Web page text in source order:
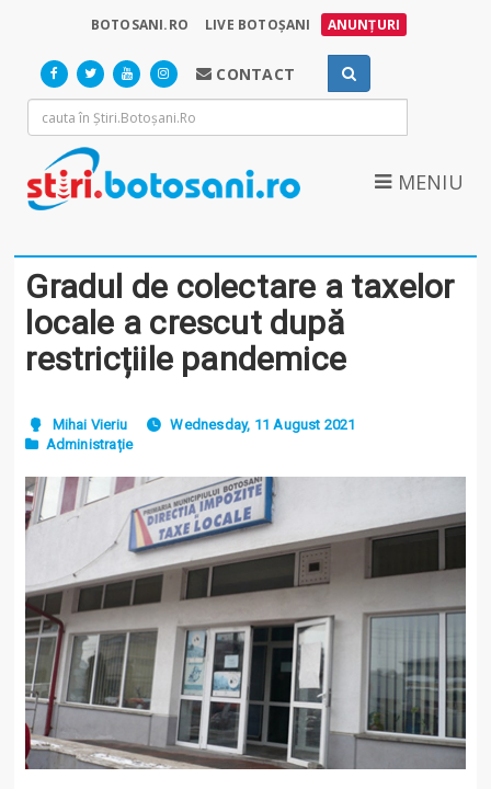
BOTOSANI.RO LIVE BOTOȘANI ANUNȚURI
CONTACT
MENIU
Gradul de colectare a taxelor
locale a crescut după
restricțiile pandemice
Mihai Vieriu
Wednesday, 11 August 2021
Administrație